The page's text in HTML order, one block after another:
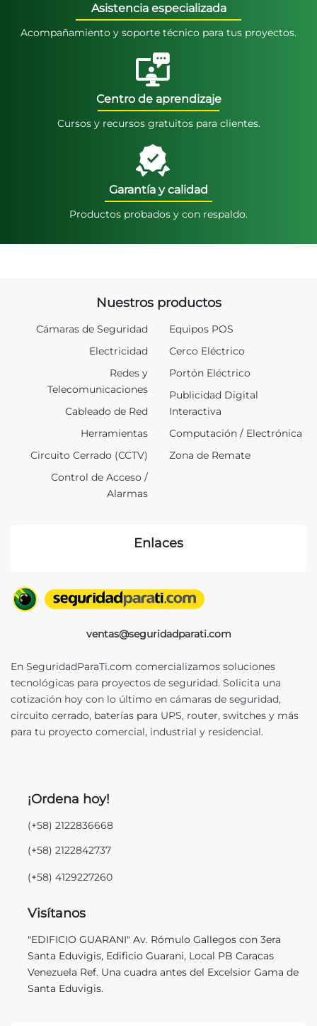
Asistencia especializada
Acompañamiento y soporte técnico para tus proyectos.
Centro de aprendizaje
Cursos y recursos gratuitos para clientes.
Garantía y calidad
Productos probados y con respaldo.
ventas@seguridadparati.com
En SeguridadParaTi.com comercializamos soluciones
tecnológicas para proyectos de seguridad. Solicita una
cotización hoy con lo último en cámaras de seguridad,
circuito cerrado, baterías para UPS, router, switches y más
para tu proyecto comercial, industrial y residencial.
¡Ordena hoy!
(+58) 2122836668
(+58) 2122842737
(+58) 4129227260
Visítanos
"EDIFICIO GUARANI" Av. Rómulo Gallegos con 3era
Santa Eduvigis, Edificio Guarani, Local PB Caracas
Venezuela Ref. Una cuadra antes del Excelsior Gama de
Santa Eduvigis.
Nuestros productos
Cámaras de Seguridad
Electricidad
Redes y
Telecomunicaciones
Cableado de Red
Herramientas
Circuito Cerrado (CCTV)
Control de Acceso /
Alarmas
Equipos POS
Cerco Eléctrico
Portón Eléctrico
Publicidad Digital
Interactiva
Computación / Electrónica
Zona de Remate
Enlaces